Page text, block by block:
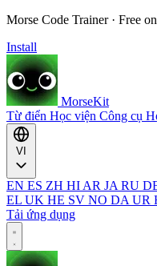
Morse Code Trainer · Free
Install
MorseKit
Từ điển Học viện Công cụ
EN ES ZH HI AR JA RU
EL UK HE SV NO DA UR
Tải ứng dụng